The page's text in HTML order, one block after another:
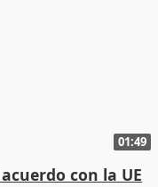
01:49
con la UE